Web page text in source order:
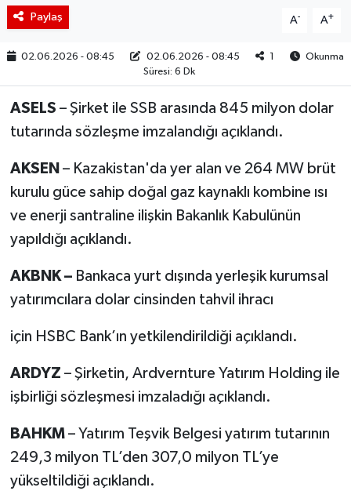
Paylaş A- A+
02.06.2026 - 08:45 02.06.2026 - 08:45 1
Okunma
Süresi: 6 Dk
ASELS – Şirket ile SSB arasında 845 milyon dolar
tutarında sözleşme imzalandığı açıklandı.
AKSEN – Kazakistan'da yer alan ve 264 MW brüt
kurulu güce sahip doğal gaz kaynaklı kombine ısı
ve enerji santraline ilişkin Bakanlık Kabulünün
yapıldığı açıklandı.
AKBNK – Bankaca yurt dışında yerleşik kurumsal
yatırımcılara dolar cinsinden tahvil ihracı
için HSBC Bank’ın yetkilendirildiği açıklandı.
ARDYZ – Şirketin, Ardvernture Yatırım Holding ile
işbirliği sözleşmesi imzaladığı açıklandı.
BAHKM – Yatırım Teşvik Belgesi yatırım tutarının
249,3 milyon TL’den 307,0 milyon TL’ye
yükseltildiği açıklandı.
Kiripto Para Piyasası
Hakkımızda
İletişim